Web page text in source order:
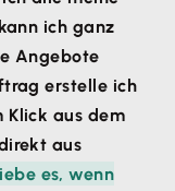
ich ganz
Angebote
erstelle ich
Klick aus dem
aus
es, wenn